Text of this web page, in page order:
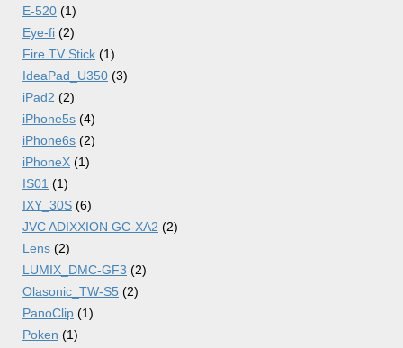
E-520 (1)
Eye-fi (2)
Fire TV Stick (1)
IdeaPad_U350 (3)
iPad2 (2)
iPhone5s (4)
iPhone6s (2)
iPhoneX (1)
IS01 (1)
IXY_30S (6)
JVC ADIXXION GC-XA2 (2)
Lens (2)
LUMIX_DMC-GF3 (2)
Olasonic_TW-S5 (2)
PanoClip (1)
Poken (1)